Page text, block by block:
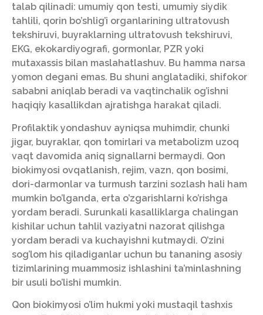
talab qilinadi: umumiy qon testi, umumiy siydik
tahlili, qorin bo’shlig’i organlarining ultratovush
tekshiruvi, buyraklarning ultratovush tekshiruvi,
EKG, ekokardiyografi, gormonlar, PZR yoki
mutaxassis bilan maslahatlashuv. Bu hamma narsa
yomon degani emas. Bu shuni anglatadiki, shifokor
sababni aniqlab beradi va vaqtinchalik og’ishni
haqiqiy kasallikdan ajratishga harakat qiladi.
Profilaktik yondashuv ayniqsa muhimdir, chunki
jigar, buyraklar, qon tomirlari va metabolizm uzoq
vaqt davomida aniq signallarni bermaydi. Qon
biokimyosi ovqatlanish, rejim, vazn, qon bosimi,
dori-darmonlar va turmush tarzini sozlash hali ham
mumkin bo’lganda, erta o’zgarishlarni ko’rishga
yordam beradi. Surunkali kasalliklarga chalingan
kishilar uchun tahlil vaziyatni nazorat qilishga
yordam beradi va kuchayishni kutmaydi. O’zini
sog’lom his qiladiganlar uchun bu tananing asosiy
tizimlarining muammosiz ishlashini ta’minlashning
bir usuli bo’lishi mumkin.
Qon biokimyosi o’lim hukmi yoki mustaqil tashxis